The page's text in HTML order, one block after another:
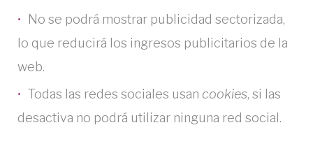
No se podrá mostrar publicidad sectorizada,
lo que reducirá los ingresos publicitarios de la
web.
Todas las redes sociales usan cookies, si las
desactiva no podrá utilizar ninguna red social.